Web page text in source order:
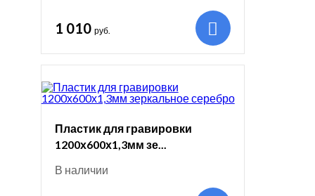
1 010 руб.
Пластик для гравировки
1200х600х1,3мм зе...
В наличии